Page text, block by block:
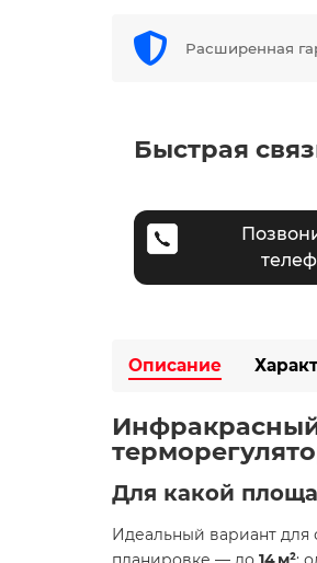
Расширенная
Быстрая
Описание
Для какой
Идеальный вариант